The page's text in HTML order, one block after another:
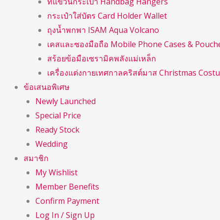
กระเป๋าใส่บัตร Card Holder Wallet
ถุงน้ำพกพา ISAM Aqua Volcano
เคสและซองมือถือ Mobile Phone Cases &
สร้อยข้อมือเซรามิคพลังแม่เหล็ก
เครื่องแต่งกายเทศกาลคริสต์มาส Christmas
ข้อเสนอพิเศษ
Newly Launched
Special Price
Ready Stock
Wedding
สมาชิก
My Wishlist
Member Benefits
Confirm Payment
Log In / Sign Up